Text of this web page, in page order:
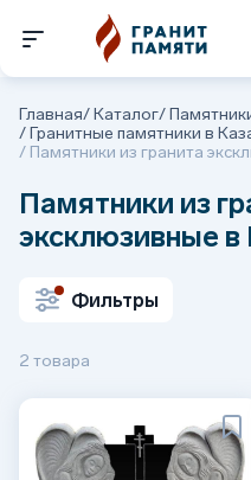
Главная/Каталог/
/Гранитные памятники в
/ Памятники из гранита
Памятники из
эксклюзивные в
Фильтры
2 товара